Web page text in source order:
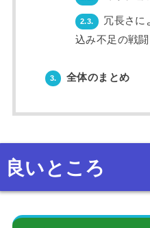
2.3.
冗長さに
込み不足の戦
3. 全体のまとめ
良いところ